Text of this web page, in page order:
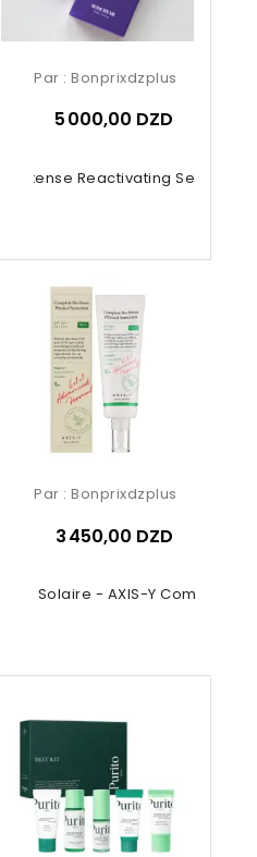
Intense Reactivating Serum 30ml
Par : Bonprixdzplus
5 000,00 DZD
Solaire - AXIS-Y Complete...
Par : Bonprixdzplus
3 450,00 DZD